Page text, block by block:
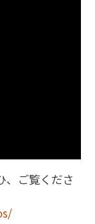
、ご覧くださ